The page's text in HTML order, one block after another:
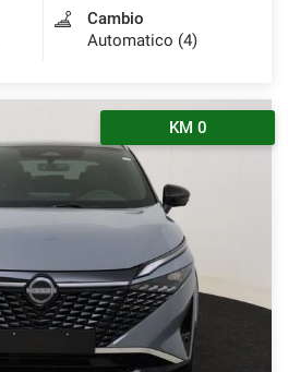
Cambio
Automatico (4)
KM 0